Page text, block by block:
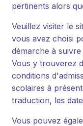
pertinents alors
Veuillez visiter le
vous avez choisi
démarche à
Vous y trouverez
conditions
scolaires à
traduction, les
Vous pouvez